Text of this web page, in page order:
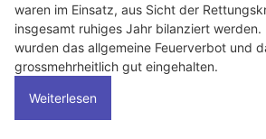
waren im Einsatz, aus Sicht der
insgesamt ruhiges Jahr bilanziert werden.
wurden das allgemeine Feuerverbot und
grossmehrheitlich gut eingehalten.
Weiterlesen